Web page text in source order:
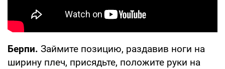
Берпи. Займите позицию, раздавив ноги на
ширину плеч, присядьте, положите руки на